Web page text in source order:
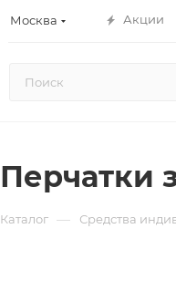
Москва Акции
Перчатки
Каталог — Средства